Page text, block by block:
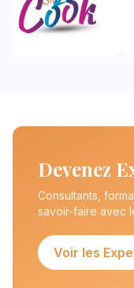
Devenez
Consultants,
savoir-faire avec
Voir les